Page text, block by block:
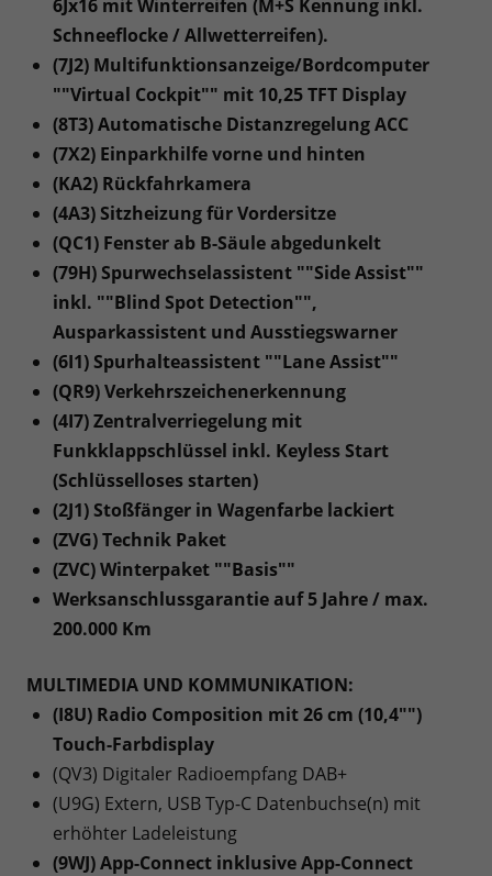
6Jx16 mit Winterreifen (M+S Kennung inkl.
Schneeflocke / Allwetterreifen).
(7J2) Multifunktionsanzeige/Bordcomputer
""Virtual Cockpit"" mit 10,25 TFT Display
(8T3) Automatische Distanzregelung ACC
(7X2) Einparkhilfe vorne und hinten
(KA2) Rückfahrkamera
(4A3) Sitzheizung für Vordersitze
(QC1) Fenster ab B-Säule abgedunkelt
(79H) Spurwechselassistent ""Side Assist""
inkl. ""Blind Spot Detection"",
Ausparkassistent und Ausstiegswarner
(6I1) Spurhalteassistent ""Lane Assist""
(QR9) Verkehrszeichenerkennung
(4I7) Zentralverriegelung mit
Funkklappschlüssel inkl. Keyless Start
(Schlüsselloses starten)
(2J1) Stoßfänger in Wagenfarbe lackiert
(ZVG) Technik Paket
(ZVC) Winterpaket ""Basis""
Werksanschlussgarantie auf 5 Jahre / max.
200.000 Km
MULTIMEDIA UND KOMMUNIKATION:
(I8U) Radio Composition mit 26 cm (10,4"")
Touch-Farbdisplay
(QV3) Digitaler Radioempfang DAB+
(U9G) Extern, USB Typ-C Datenbuchse(n) mit
erhöhter Ladeleistung
(9WJ) App-Connect inklusive App-Connect